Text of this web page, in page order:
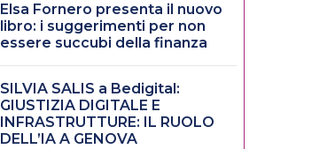
Elsa Fornero presenta il nuovo
libro: i suggerimenti per non
essere succubi della finanza
SILVIA SALIS a Bedigital:
GIUSTIZIA DIGITALE E
INFRASTRUTTURE: IL RUOLO
DELL’IA A GENOVA